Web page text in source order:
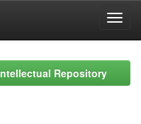
Repository